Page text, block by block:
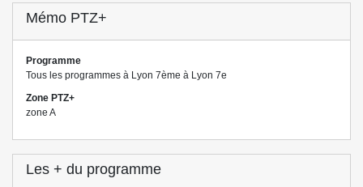
Mémo PTZ+
Programme
Tous les programmes à Lyon 7ème à Lyon 7e
Zone PTZ+
zone A
Les + du programme